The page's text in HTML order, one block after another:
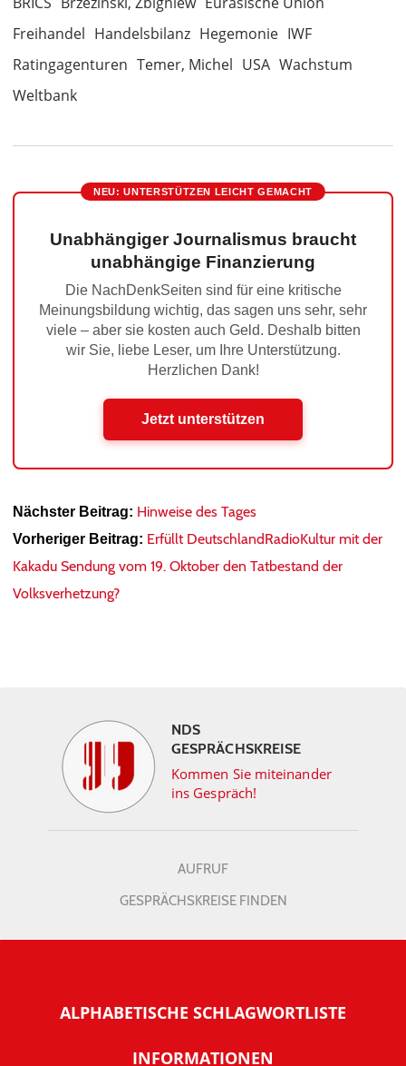
Freihandel Handelsbilanz Hegemonie IWF
Ratingagenturen Temer, Michel USA Wachstum
Weltbank
NEU: UNTERSTÜTZEN LEICHT GEMACHT
Unabhängiger Journalismus braucht
unabhängige Finanzierung
Die NachDenkSeiten sind für eine kritische
Meinungsbildung wichtig, das sagen uns sehr, sehr
viele – aber sie kosten auch Geld. Deshalb bitten
wir Sie, liebe Leser, um Ihre Unterstützung.
Herzlichen Dank!
Jetzt unterstützen
Nächster Beitrag: Hinweise des Tages
Vorheriger Beitrag: Erfüllt DeutschlandRadioKultur mit der
Kakadu Sendung vom 19. Oktober den Tatbestand der
Volksverhetzung?
NDS
GESPRÄCHSKREISE
Kommen Sie miteinander
ins Gespräch!
AUFRUF
GESPRÄCHSKREISE FINDEN
ALPHABETISCHE SCHLAGWORTLISTE
INFORMATIONEN